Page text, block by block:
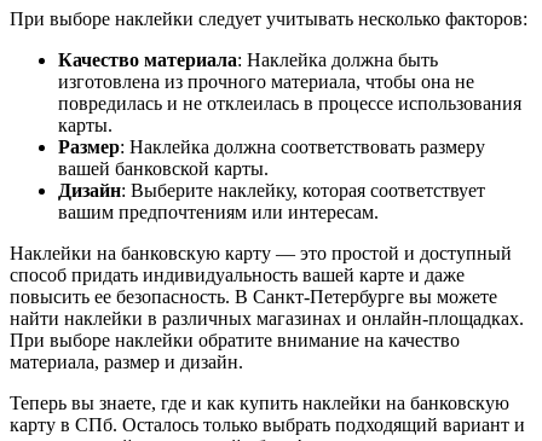
При выборе наклейки следует учитывать несколько факторов:
Качество материала: Наклейка должна быть
изготовлена из прочного материала, чтобы она не
повредилась и не отклеилась в процессе использования
карты.
Размер: Наклейка должна соответствовать размеру
вашей банковской карты.
Дизайн: Выберите наклейку, которая соответствует
вашим предпочтениям или интересам.
Наклейки на банковскую карту — это простой и доступный
способ придать индивидуальность вашей карте и даже
повысить ее безопасность. В Санкт-Петербурге вы можете
найти наклейки в различных магазинах и онлайн-площадках.
При выборе наклейки обратите внимание на качество
материала, размер и дизайн.
Теперь вы знаете, где и как купить наклейки на банковскую
карту в СПб. Осталось только выбрать подходящий вариант и